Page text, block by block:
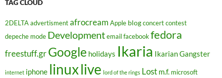
TAG CLOUD
2DELTA advertisment afrocream Apple blog concert contest
depeche mode Development email facebook fedora
freestuff.gr Google holidays Ikaria Ikarian Gangster
internet iphone linuxlive lord of the rings Lost m.f. microsoft